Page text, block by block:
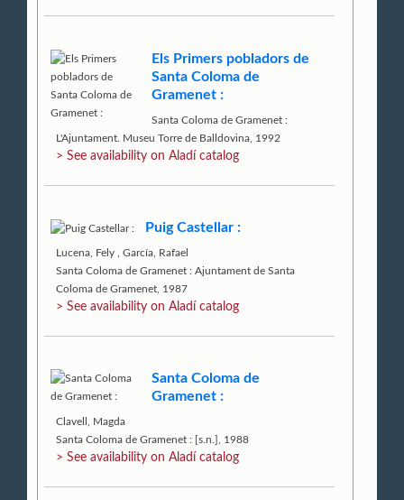
Els Primers pobladors de
Santa Coloma de
Gramenet :
Santa Coloma de Gramenet :
L'Ajuntament. Museu Torre de Balldovina, 1992
> See availability on Aladí catalog
Puig Castellar :
Lucena, Fely ,García, Rafael
Santa Coloma de Gramenet : Ajuntament de Santa
Coloma de Gramenet, 1987
> See availability on Aladí catalog
Santa Coloma de
Gramenet :
Clavell, Magda
Santa Coloma de Gramenet : [s.n.], 1988
> See availability on Aladí catalog